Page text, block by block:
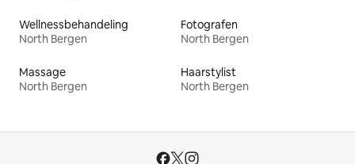
Wellnessbehandeling
North Bergen
Fotografen
North Bergen
Massage
North Bergen
Haarstylist
North Bergen